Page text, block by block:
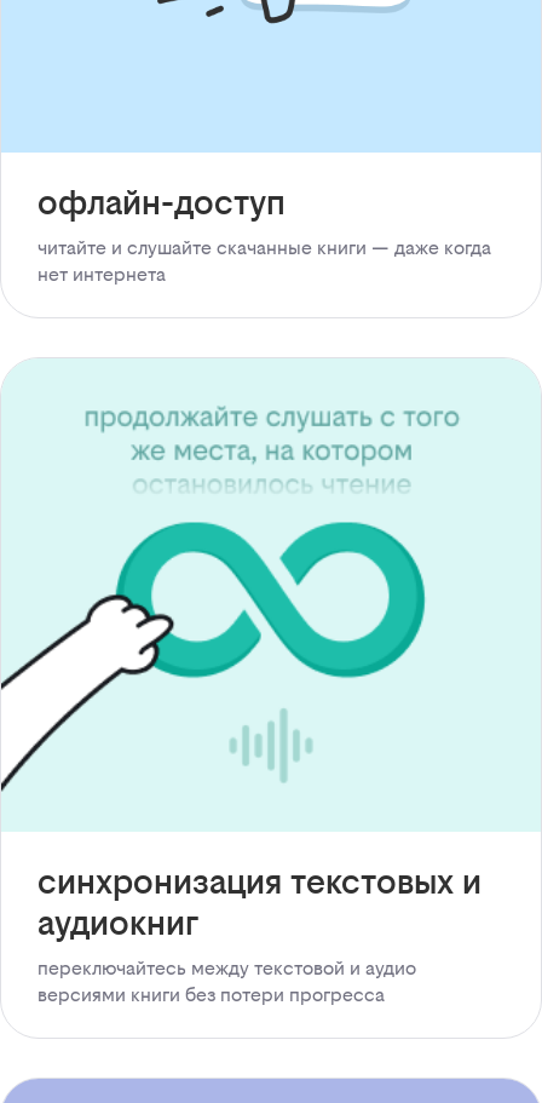
офлайн-доступ
читайте и слушайте скачанные книги — даже когда
нет интернета
синхронизация текстовых и
аудиокниг
переключайтесь между текстовой и аудио
версиями книги без потери прогресса